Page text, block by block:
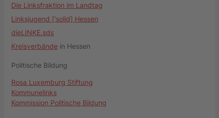
Die Linksfraktion im Landtag
Linksjugend ['solid] Hessen
dieLINKE.sds
Kreisverbände in Hessen
Politische Bildung
Rosa Luxemburg Stiftung
Kommunelinks
Kommission Politische Bildung